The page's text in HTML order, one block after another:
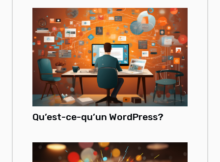
Qu’est-ce-qu’un WordPress?